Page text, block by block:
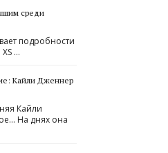
среди
подробности
…
Кайли Дженнер
Кайли
На днях она